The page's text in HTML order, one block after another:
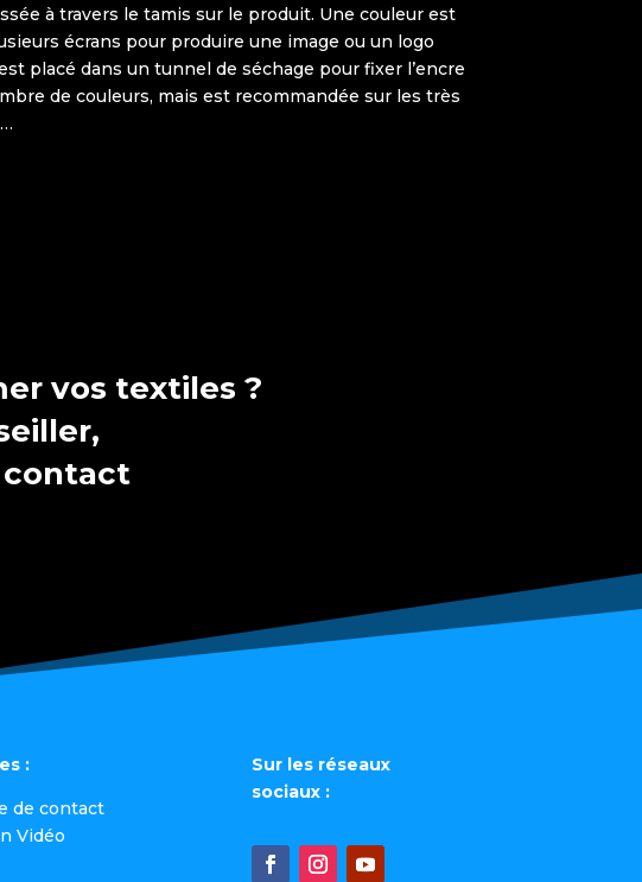
à travers le tamis sur le produit. Une couleur est
écrans pour produire une image ou un logo
placé dans un tunnel de séchage pour fixer l’encre
de couleurs, mais est recommandée sur les très
vos textiles ?
contact
:
de contact
Vidéo
Sur les réseaux
sociaux :